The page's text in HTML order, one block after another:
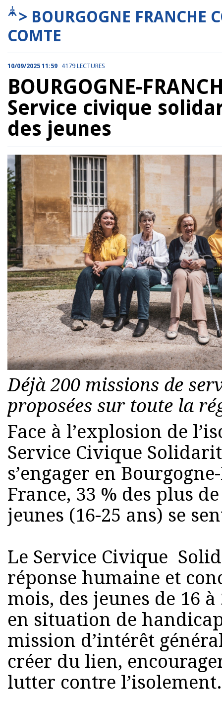
> BOURGOGNE FRANCHE
COMTE
10/09/2025 11:59 4179 LECTURES
BOURGOGNE-
Service civique
des jeunes
Déjà 200 missions de
proposées sur toute la
Face à l’explosion de
Service Civique
s’engager en
France, 33 % des plus
jeunes (16-25 ans) se
Le Service Civique
réponse humaine et
mois, des jeunes de 16
en situation de
mission d’intérêt
créer du lien,
lutter contre l’isolement.